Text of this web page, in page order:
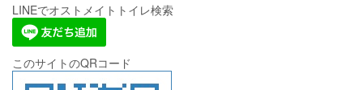
LINEでオストメイトトイレ検索
このサイトのQRコード